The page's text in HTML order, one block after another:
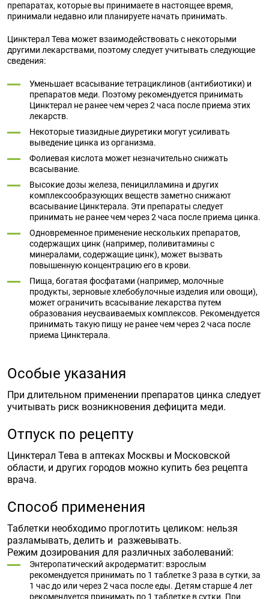
препаратах, которые вы принимаете в настоящее время,
принимали недавно или планируете начать принимать.
Цинктерал Тева может взаимодействовать с некоторыми
другими лекарствами, поэтому следует учитывать следующие
сведения:
Уменьшает всасывание тетрациклинов (антибиотики) и
препаратов меди. Поэтому рекомендуется принимать
Цинктерал не ранее чем через 2 часа после приема этих
лекарств.
Некоторые тиазидные диуретики могут усиливать
выведение цинка из организма.
Фолиевая кислота может незначительно снижать
всасывание.
Высокие дозы железа, пеницилламина и других
комплексообразующих веществ заметно снижают
всасывание Цинктерала. Эти препараты следует
принимать не ранее чем через 2 часа после приема цинка.
Одновременное применение нескольких препаратов,
содержащих цинк (например, поливитамины с
минералами, содержащие цинк), может вызвать
повышенную концентрацию его в крови.
Пища, богатая фосфатами (например, молочные
продукты, зерновые хлебобулочные изделия или овощи),
может ограничить всасывание лекарства путем
образования неусваиваемых комплексов. Рекомендуется
принимать такую пищу не ранее чем через 2 часа после
приема Цинктерала.
Особые указания
При длительном применении препаратов цинка следует
учитывать риск возникновения дефицита меди.
Отпуск по рецепту
Цинктерал Тева в аптеках Москвы и Московской
области, и других городов можно купить без рецепта
врача.
Способ применения
Таблетки необходимо проглотить целиком: нельзя
разламывать, делить и разжевывать.
Режим дозирования для различных заболеваний:
Энтеропатический акродерматит: взрослым
рекомендуется принимать по 1 таблетке 3 раза в сутки, за
1 час до или через 2 часа после еды. Детям старше 4 лет
рекомендуется принимать по 1 таблетке в сутки. При